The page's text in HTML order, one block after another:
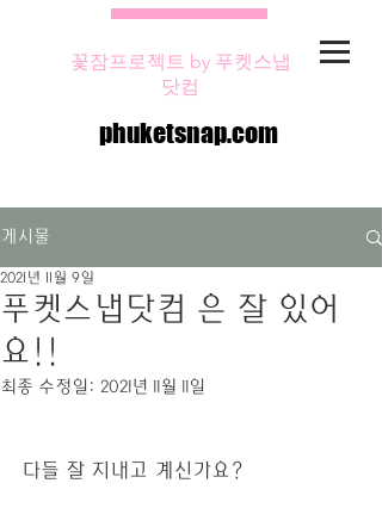
꽃잠프로젝트 by 푸켓스냅
닷컴
phuketsnap.com
게시물
푸켓스냅닷컴 은 잘 있어
요!!
2021년 11월 9일
최종 수정일: 2021년 11월 11일
다들 잘 지내고 계신가요?